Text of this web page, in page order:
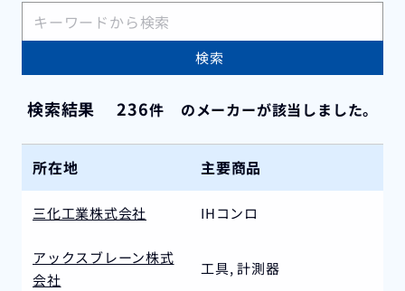
検索
検索結果 236件 のメーカーが該当しました。
所在地 主要商品
三化工業株式会社 IHコンロ
アックスブレーン株式
会社
工具, 計測器